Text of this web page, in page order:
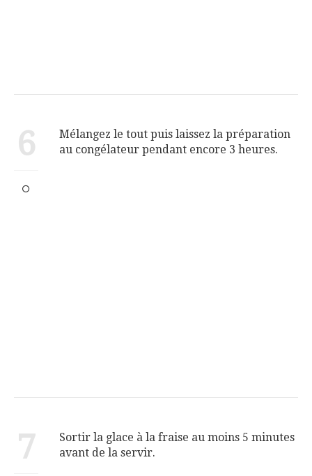
6
Mélangez le tout puis laissez la préparation
au congélateur pendant encore 3 heures.
7
Sortir la glace à la fraise au moins 5 minutes
avant de la servir.